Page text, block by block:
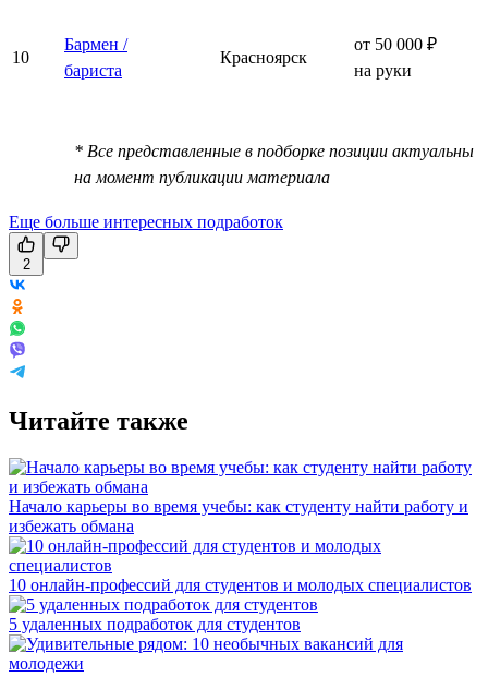
10
Бармен /
бариста
Красноярск
от 50 000 ₽
на руки
* Все представленные в подборке позиции актуальны
на момент публикации материала
Еще больше интересных подработок
2
Читайте также
Начало карьеры во время учебы: как студенту найти работу и
избежать обмана
10 онлайн-профессий для студентов и молодых специалистов
5 удаленных подработок для студентов